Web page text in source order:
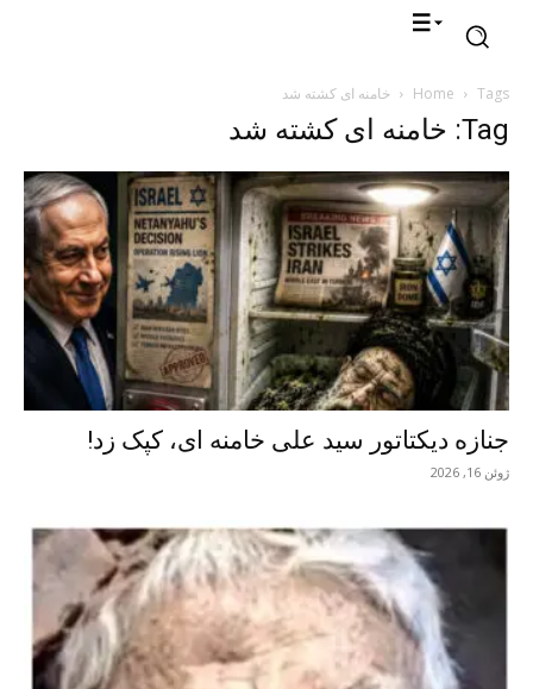
Home Tags خامنه ای کشته شد
Tag: خامنه ای کشته شد
جنازه دیکتاتور سید علی خامنه ای، کپک زد!
ژوئن 16, 2026